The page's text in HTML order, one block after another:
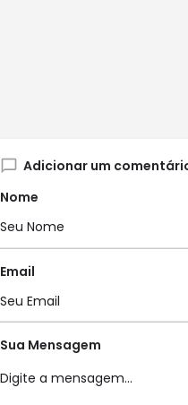
Adicionar um
Nome
Email
Sua Mensagem